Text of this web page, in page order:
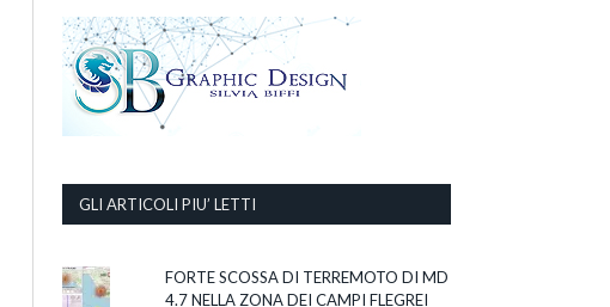
GLI ARTICOLI PIU’ LETTI
FORTE SCOSSA DI TERREMOTO DI MD
4.7 NELLA ZONA DEI CAMPI FLEGREI